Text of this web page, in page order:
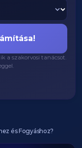
a szakorvosi tanácsot.
és Fogyáshoz?